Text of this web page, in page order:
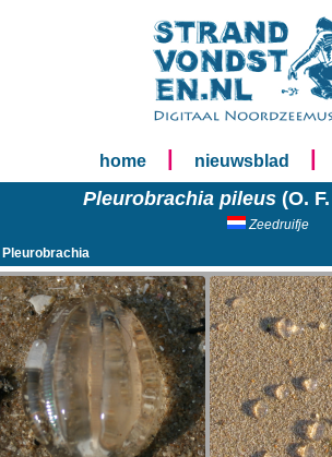
home nieuwsblad
Pleurobrachia pileus(O.
Zeedruifje
Pleurobrachia